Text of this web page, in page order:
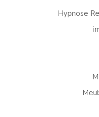
Hypnose